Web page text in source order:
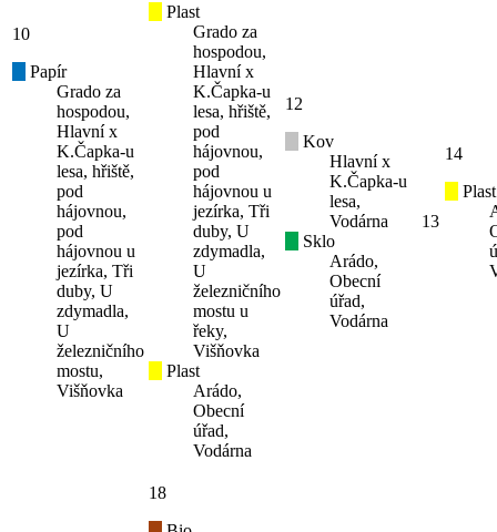
10
Papír
Grado za
hospodou,
Hlavní x
K.Čapka-u
lesa, hřiště,
pod
hájovnou,
pod
hájovnou u
jezírka, Tři
duby, U
zdymadla,
U
železničního
mostu,
Višňovka
Plast
Grado za
hospodou,
Hlavní x
K.Čapka-u
lesa, hřiště,
pod
hájovnou,
pod
hájovnou u
jezírka, Tři
duby, U
zdymadla,
U
železničního
mostu u
řeky,
Višňovka
Plast
Arádo,
Obecní
úřad,
Vodárna
12
Kov
Hlavní x
K.Čapka-u
lesa,
Vodárna
Sklo
Arádo,
Obecní
úřad,
Vodárna
13
14
Plast
18